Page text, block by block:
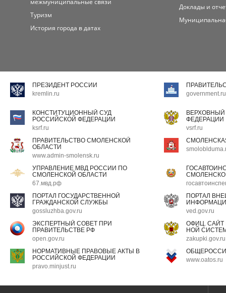
межмуниципальные связи
Туризм
История города в датах
Доклады и
ПРЕЗИДЕНТ РОССИИ
kremlin.ru
government.ru
КОНСТИТУЦИОННЫЙ СУД
РОССИЙСКОЙ ФЕДЕРАЦИИ
ksrf.ru
ФЕДЕРАЦИИ
vsrf.ru
ПРАВИТЕЛЬСТВО СМОЛЕНСКОЙ
ОБЛАСТИ
www.admin-smolensk.ru
УПРАВЛЕНИЕ МВД РОССИИ ПО
СМОЛЕНСКОЙ ОБЛАСТИ
67.мвд.рф
ПОРТАЛ ГОСУДАРСТВЕННОЙ
ГРАЖДАНСКОЙ СЛУЖБЫ
gossluzhba.gov.ru
ПОРТАЛ
ved.gov.ru
ЭКСПЕРТНЫЙ СОВЕТ ПРИ
ПРАВИТЕЛЬСТВЕ РФ
open.gov.ru
ОФИЦ.
НОЙ
zakupki.gov.ru
НОРМАТИВНЫЕ ПРАВОВЫЕ АКТЫ В
РОССИЙСКОЙ ФЕДЕРАЦИИ
pravo.minjust.ru
www.oatos.ru